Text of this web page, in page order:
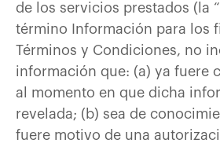
de los servicios prestados (la “
término Información para los
Términos y Condiciones, no
información que: (a) ya fuere
al momento en que dicha
revelada; (b) sea de
fuere motivo de una